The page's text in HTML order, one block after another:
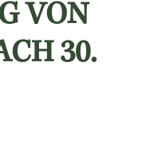
VON
30.